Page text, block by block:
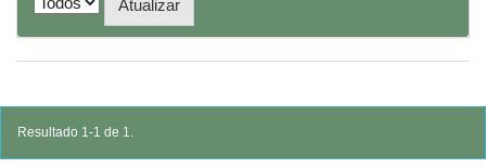
Resultado 1-1 de 1.